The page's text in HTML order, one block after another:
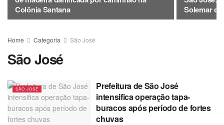
Colônia Santana
Solemar
Home Categoria São José
São José
SÃO JOSÉ
Prefeitura de São José
intensifica operação tapa-
buracos após período de fortes
chuvas